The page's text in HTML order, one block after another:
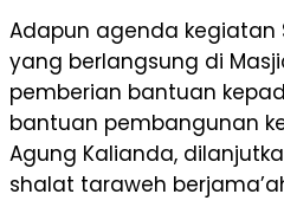
Adapun agenda kegiatan
yang berlangsung di
pemberian bantuan
bantuan pembangunan
Agung Kalianda,
shalat taraweh